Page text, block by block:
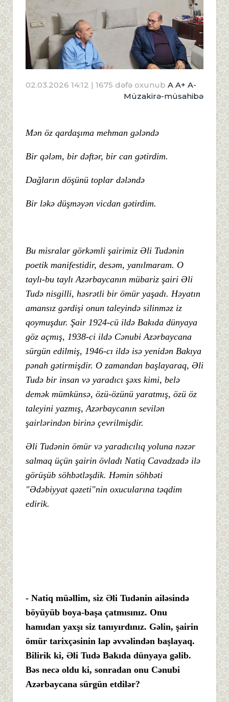
02.03.2026 14:12 | 1675 dəfə oxunub A A+ A-
Müzakirə-müsahibə
Mən öz qardaşıma mehman gələndə
Bir qələm, bir dəftər, bir can gətirdim.
Dağların döşünü toplar dələndə
Bir ləkə düşməyən vicdan gətirdim.
Bu misralar görkəmli şairimiz Əli Tudənin
poetik manifestidir, desəm, yanılmaram. O
taylı-bu taylı Azərbaycanın mübariz şairi Əli
Tudə nisgilli, həsrətli bir ömür yaşadı. Həyatın
amansız gərdişi onun taleyində silinməz iz
qoymuşdur. Şair 1924-cü ildə Bakıda dünyaya
göz açmış, 1938-ci ildə Cənubi Azərbaycana
sürgün edilmiş, 1946-cı ildə isə yenidən Bakıya
pənah gətirmişdir. O zamandan başlayaraq, Əli
Tudə bir insan və yaradıcı şəxs kimi, belə
demək mümkünsə, özü-özünü yaratmış, özü öz
taleyini yazmış, Azərbaycanın sevilən
şairlərindən birinə çevrilmişdir.
Əli Tudənin ömür və yaradıcılıq yoluna nəzər
salmaq üçün şairin övladı Natiq Cavadzadə ilə
görüşüb söhbətləşdik. Həmin söhbəti
"Ədəbiyyat qəzeti"nin oxucularına təqdim
edirik.
- Natiq müəllim, siz Əli Tudənin ailəsində
böyüyüb boya-başa çatmısınız. Onu
hamıdan yaxşı siz tanıyırdınız. Gəlin, şairin
ömür tarixçəsinin lap əvvəlindən başlayaq.
Bilirik ki, Əli Tudə Bakıda dünyaya gəlib.
Bəs necə oldu ki, sonradan onu Cənubi
Azərbaycana sürgün etdilər?